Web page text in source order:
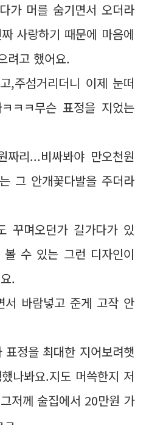
가 머를 숨기면서 오더라
사랑하기 때문에 마음에
려고 했어요.
,주섬거리더니 이제 눈떠
ㅋㅋ무슨 표정을 지었는
짜리...비싸봐야 만오천원
그 안개꽃다발을 주더라
꾸며오던가 길가다가 있
수 있는 그런 디자인이
.
서 바람넣고 준게 고작 안
정을 최대한 지어보려햇
나봐요.지도 머쓱한지 저
저께 술집에서 20만원 가